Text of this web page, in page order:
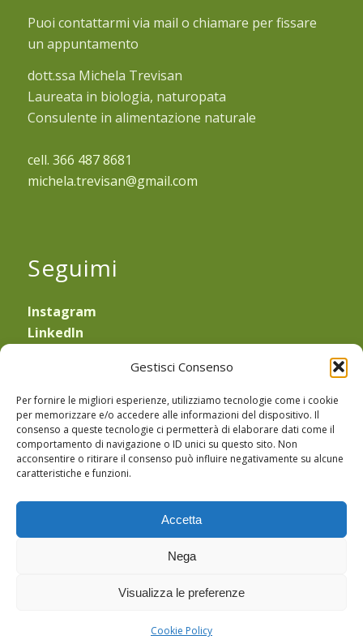
Gestisci Consenso
Per fornire le migliori esperienze, utilizziamo tecnologie come i cookie
per memorizzare e/o accedere alle informazioni del dispositivo. Il
consenso a queste tecnologie ci permetterà di elaborare dati come il
comportamento di navigazione o ID unici su questo sito. Non
acconsentire o ritirare il consenso può influire negativamente su alcune
caratteristiche e funzioni.
Accetta
Nega
Visualizza le preferenze
Cookie Policy
Puoi contattarmi via mail o chiamare per fissare
un appuntamento
dott.ssa Michela Trevisan
Laureata in biologia, naturopata
Consulente in alimentazione naturale
cell. 366 487 8681
michela.trevisan@gmail.com
Seguimi
Instagram
LinkedIn
Obblighi di legge
Privacy PolicyeCookie Policy
Sede Legale: Via Equilio 21
30175 Marghera (VE)
CF: TRVMHL64P43L736E
PIVA: 03183440274
PEC: michela.trevisan@pec.enpab.it
© Copyright Michela Trevisan -Gruppo Santa Fe